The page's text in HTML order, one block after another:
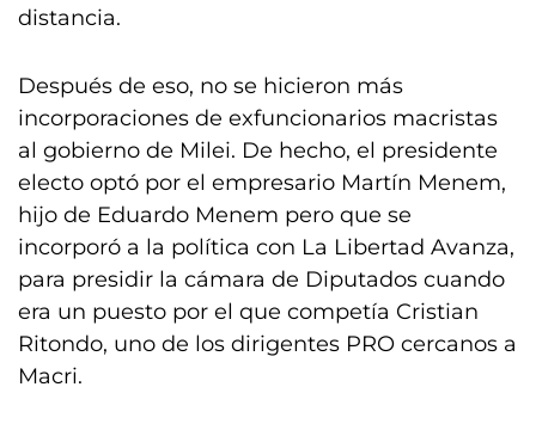
distancia.
Después de eso, no se hicieron más
incorporaciones de exfuncionarios macristas
al gobierno de Milei. De hecho, el presidente
electo optó por el empresario Martín Menem,
hijo de Eduardo Menem pero que se
incorporó a la política con La Libertad Avanza,
para presidir la cámara de Diputados cuando
era un puesto por el que competía Cristian
Ritondo, uno de los dirigentes PRO cercanos a
Macri.